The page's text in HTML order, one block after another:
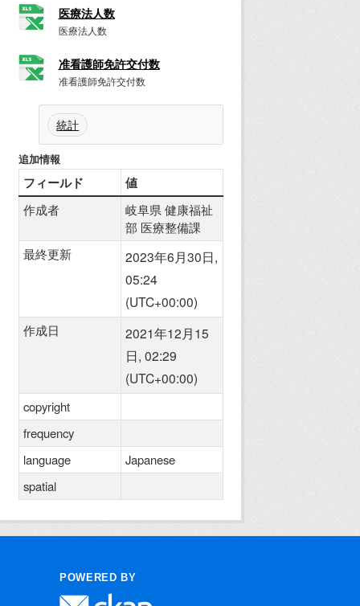
医療法人数
医療法人数
准看護師免許交付数
准看護師免許交付数
統計
追加情報
フィールド 値
作成者
岐阜県 健康福祉
部 医療整備課
最終更新
2023年6月30日,
05:24
(UTC+00:00)
作成日
2021年12月15
日, 02:29
(UTC+00:00)
copyright
frequency
language
Japanese
spatial
POWERED BY